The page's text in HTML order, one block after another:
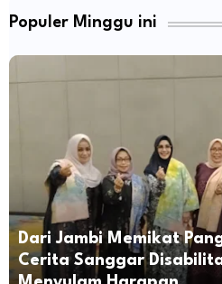
Populer Minggu ini
Dari Jambi Memikat
Cerita Sanggar